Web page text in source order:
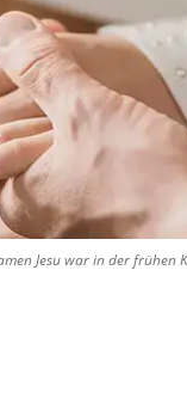
Jesu war in der frühen